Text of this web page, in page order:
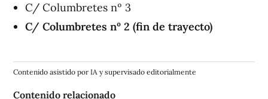
C/ Columbretes nº 3
C/ Columbretes nº 2 (fin de trayecto)
Contenido asistido por IA y supervisado editorialmente
Contenido relacionado